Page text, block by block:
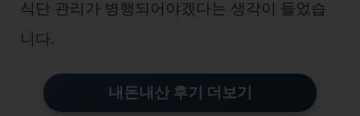
식단 관리가 병행되어야겠다는 생각이 들었습
니다.
내돈내산 후기 더보기